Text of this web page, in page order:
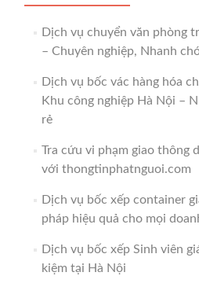
Dịch vụ chuyển văn phòng
– Chuyên nghiệp, Nhanh
Dịch vụ bốc vác hàng hóa
Khu công nghiệp Hà Nội –
rẻ
Tra cứu vi phạm giao thông
với thongtinphatnguoi.com
Dịch vụ bốc xếp container
pháp hiệu quả cho mọi
Dịch vụ bốc xếp Sinh viên
kiệm tại Hà Nội